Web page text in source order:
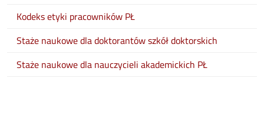
Kodeks etyki pracowników PŁ
Staże naukowe dla doktorantów szkół doktorskich
Staże naukowe dla nauczycieli akademickich PŁ